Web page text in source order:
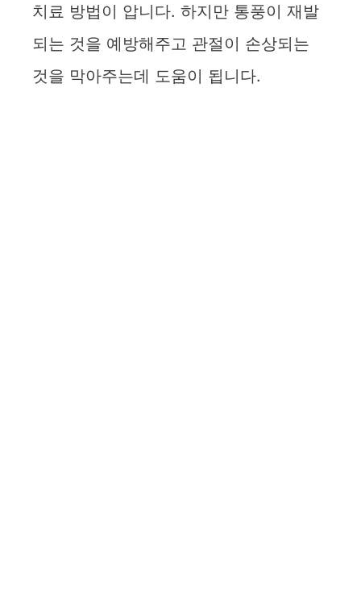
치료 방법이 압니다. 하지만 통풍이 재발
되는 것을 예방해주고 관절이 손상되는
것을 막아주는데 도움이 됩니다.